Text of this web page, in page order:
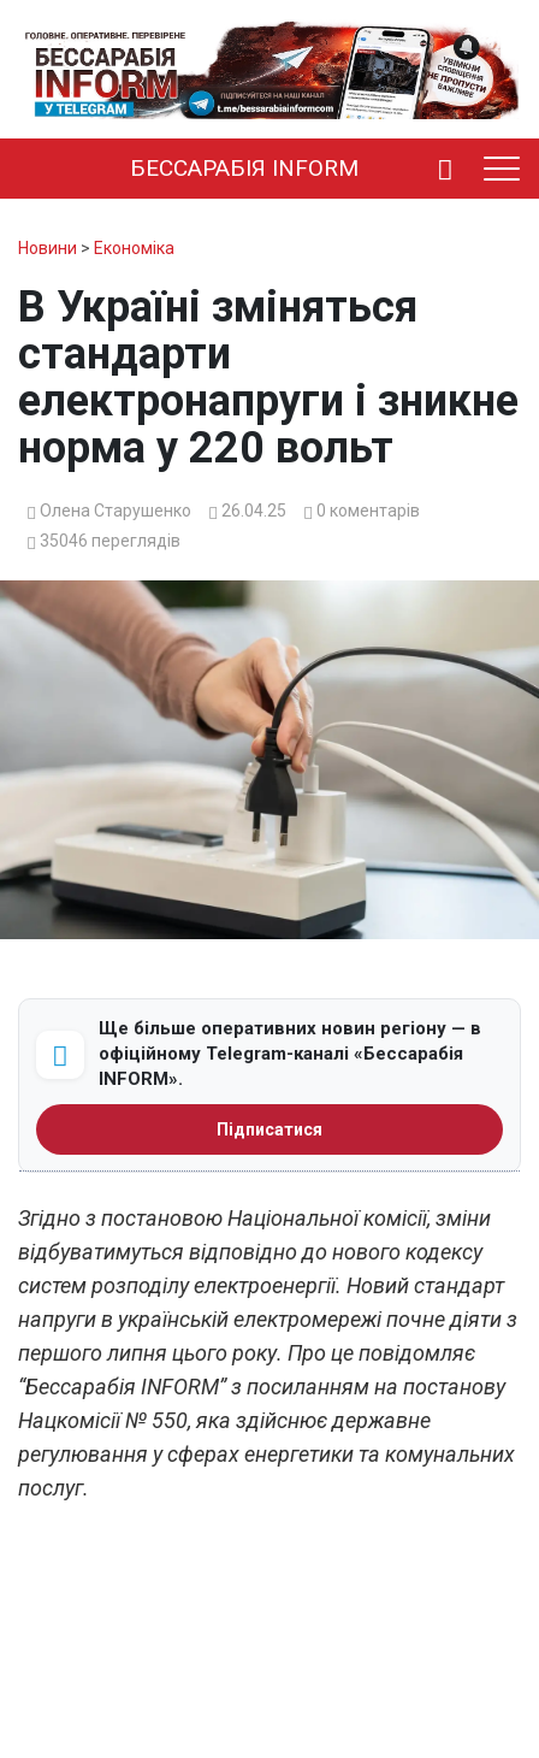
БЕССАРАБІЯ INFORM
Новини > Економіка
В Україні зміняться
стандарти
електронапруги і зникне
норма у 220 вольт
Олена Старушенко 26.04.25 0 коментарів
35046 переглядів
Ще більше оперативних новин регіону — в
офіційному Telegram-каналі «Бессарабія
INFORM».
Підписатися
Згідно з постановою Національної комісії, зміни
відбуватимуться відповідно до нового кодексу
систем розподілу електроенергії. Новий стандарт
напруги в українській електромережі почне діяти з
першого липня цього року. Про це повідомляє
“Бессарабія INFORM” з посиланням на постанову
Нацкомісії № 550, яка здійснює державне
регулювання у сферах енергетики та комунальних
послуг.